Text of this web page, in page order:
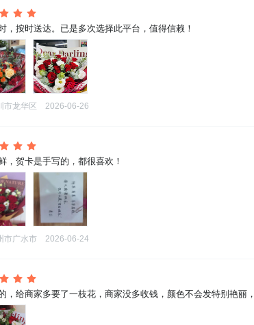
，按时送达。已是多次选择此平台，值得信赖！
市龙华区 2026-06-26
，贺卡是手写的，都很喜欢！
市广水市 2026-06-24
，给商家多要了一枝花，商家没多收钱，颜色不会发特别艳丽